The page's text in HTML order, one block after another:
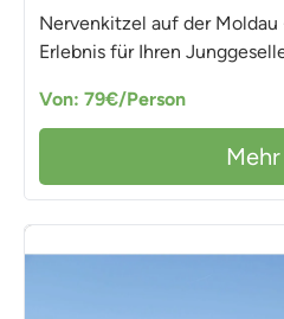
Nervenkitzel auf der
Erlebnis für Ihren
Von: 79€/Person